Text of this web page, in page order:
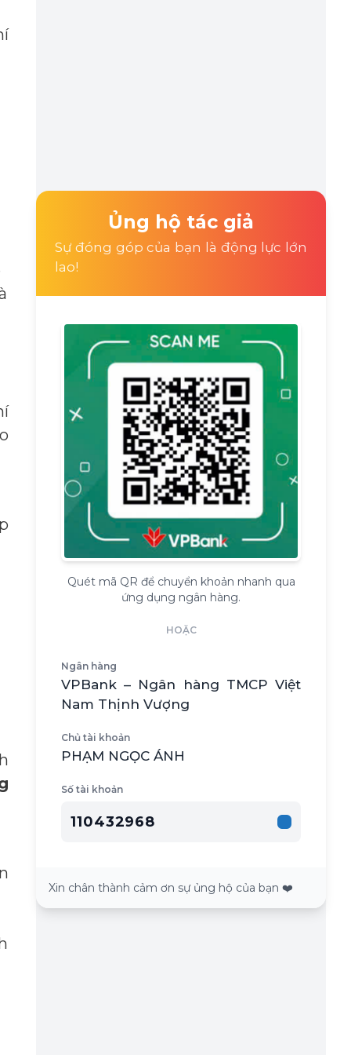
Ủng hộ tác giả
Sự đóng góp của bạn là động lực lớn
lao!
Quét mã QR để chuyển khoản nhanh qua
ứng dụng ngân hàng.
HOẶC
Ngân hàng
VPBank – Ngân hàng TMCP Việt
Nam Thịnh Vượng
Chủ tài khoản
PHẠM NGỌC ÁNH
Số tài khoản
110432968
Xin chân thành cảm ơn sự ủng hộ của bạn ❤️